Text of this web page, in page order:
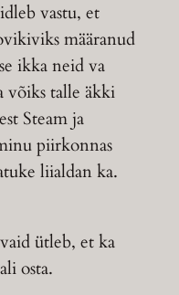
vastu, et
määranud
ikka neid va
võiks talle äkki
Steam ja
piirkonnas
liialdan ka.
ütleb, et ka
osta.